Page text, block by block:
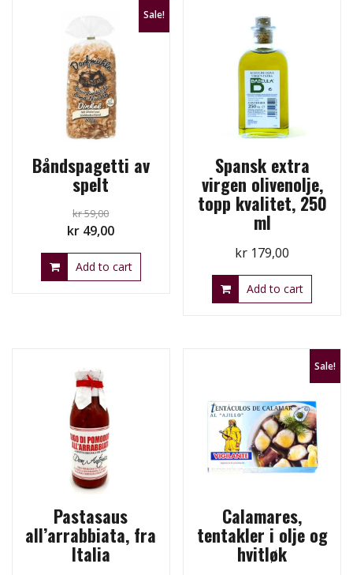
Sale!
Båndspagetti av
spelt
kr59,00
Original
price
was:
kr 49,00Current
price
is:
Add to cart
Spansk extra
virgen olivenolje,
topp kvalitet, 250
ml
kr 179,00
Add to cart
Pastasaus
all’arrabbiata, fra
Italia
Sale!
Calamares,
tentakler i olje og
hvitløk